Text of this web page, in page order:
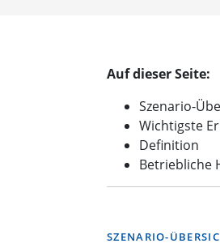
Auf dieser Seite:
Szenario-
Wichtigste
Definition
Betriebliche
SZENARIO-